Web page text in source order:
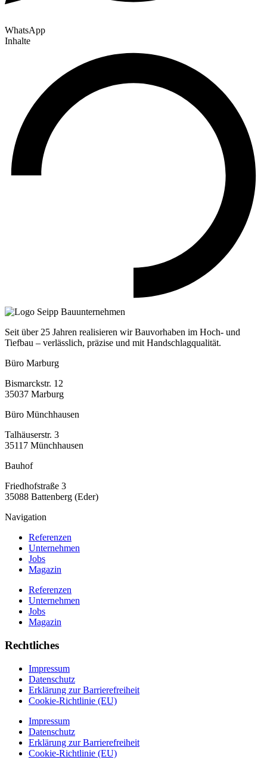
WhatsApp
Inhalte
Seit über 25 Jahren realisieren wir Bauvorhaben im Hoch- und
Tiefbau – verlässlich, präzise und mit Handschlagqualität.
Büro Marburg
Bismarckstr. 12
35037 Marburg
Büro Münchhausen
Talhäuserstr. 3
35117 Münchhausen
Bauhof
Friedhofstraße 3
35088 Battenberg (Eder)
Navigation
Referenzen
Unternehmen
Jobs
Magazin
Referenzen
Unternehmen
Jobs
Magazin
Rechtliches
Impressum
Datenschutz
Erklärung zur Barrierefreiheit
Cookie-Richtlinie (EU)
Impressum
Datenschutz
Erklärung zur Barrierefreiheit
Cookie-Richtlinie (EU)